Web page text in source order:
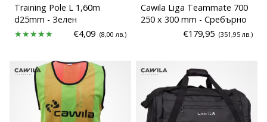
Training Pole L 1,60m
d25mm - Зелен
€4,09 (8,00 лв.)
Cawila Liga Teammate 700
250 x 300 mm - Сребърно
€179,95 (351,95 лв.)